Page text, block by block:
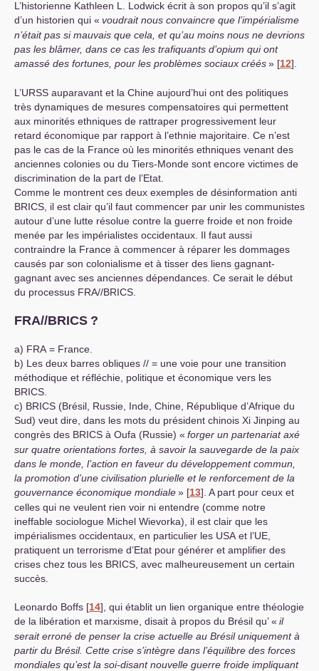
L’historienne Kathleen L. Lodwick écrit à son propos qu’il s’agit
d’un historien qui « voudrait nous convaincre que l’impérialisme
n’était pas si mauvais que cela, et qu’au moins nous ne devrions
pas les blâmer, dans ce cas les trafiquants d’opium qui ont
amassé des fortunes, pour les problèmes sociaux créés» [12]
L’URSS auparavant et la Chine aujourd’hui ont des politiques
très dynamiques de mesures compensatoires qui permettent
aux minorités ethniques de rattraper progressivement leur
retard économique par rapport à l’ethnie majoritaire. Ce n’est
pas le cas de la France où les minorités ethniques venant des
anciennes colonies ou du Tiers-Monde sont encore victimes de
discrimination de la part de l’Etat.
Comme le montrent ces deux exemples de désinformation anti
BRICS , il est clair qu’il faut commencer par unir les communistes
autour d’une lutte résolue contre la guerre froide et non froide
menée par les impérialistes occidentaux. Il faut aussi
contraindre la France à commencer à réparer les dommages
causés par son colonialisme et à tisser des liens gagnant-
gagnant avec ses anciennes dépendances. Ce serait le début
du processus FRA//BRICS
FRA//BRICS ?
a) FRA = France.
b) Les deux barres obliques // = une voie pour une transition
méthodique et réfléchie, politique et économique vers les
BRICS
c) BRICS (Brésil, Russie, Inde, Chine, République d’Afrique du
Sud) veut dire, dans les mots du président chinois Xi Jinping au
congrès des BRICS à Oufa (Russie) « forger un partenariat axé
sur quatre orientations fortes, à savoir la sauvegarde de la paix
dans le monde, l’action en faveur du développement commun,
la promotion d’une civilisation plurielle et le renforcement de la
gouvernance économique mondiale» [13] . A part pour ceux et
celles qui ne veulent rien voir ni entendre (comme notre
ineffable sociologue Michel Wievorka), il est clair que les
impérialismes occidentaux, en particulier les USA et l’UE
pratiquent un terrorisme d’Etat pour générer et amplifier des
crises chez tous les BRICS , avec malheureusement un certain
succès.
Leonardo Boffs [14] , qui établit un lien organique entre théologie
de la libération et marxisme, disait à propos du Brésil qu’ « il
serait erroné de penser la crise actuelle au Brésil uniquement à
partir du Brésil. Cette crise s’intègre dans l’équilibre des forces
mondiales qu’est la soi-disant nouvelle guerre froide impliquant